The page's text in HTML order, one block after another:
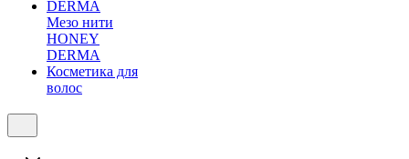
Мезо нити
HONEY
DERMA
Косметика для
волос